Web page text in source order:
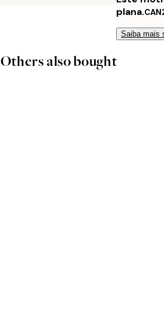
plana.
Saiba mais
Others also bought